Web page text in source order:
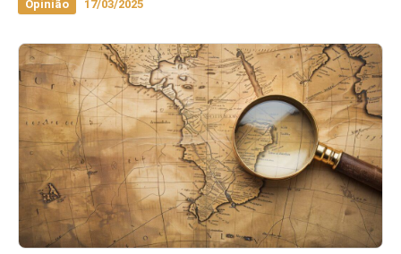
Opinião 17/03/2025